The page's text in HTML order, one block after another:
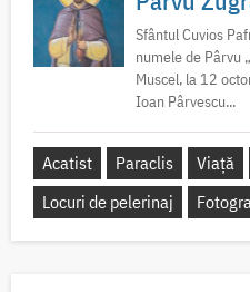
Sfântul Cuvios
numele de Pârvu
Muscel, la 12
Ioan Pârvescu...
Acatist Paraclis Viață
Locuri de pelerinaj